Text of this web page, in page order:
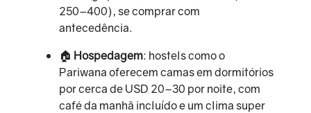
250–400), se comprar com
antecedência.
🏠 Hospedagem: hostels como o
Pariwana oferecem camas em dormitórios
por cerca de USD 20–30 por noite, com
café da manhã incluído e um clima super